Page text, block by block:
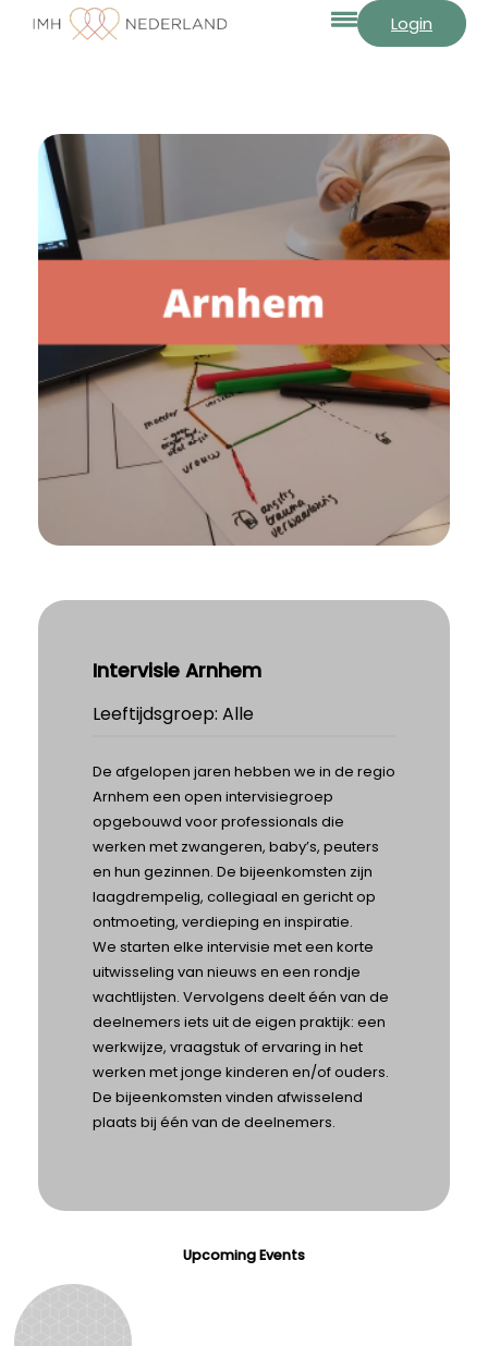
Login
Intervisie Arnhem
Leeftijdsgroep: Alle
De afgelopen jaren hebben we in de regio
Arnhem een open intervisiegroep
opgebouwd voor professionals die
werken met zwangeren, baby’s, peuters
en hun gezinnen. De bijeenkomsten zijn
laagdrempelig, collegiaal en gericht op
ontmoeting, verdieping en inspiratie.
We starten elke intervisie met een korte
uitwisseling van nieuws en een rondje
wachtlijsten. Vervolgens deelt één van de
deelnemers iets uit de eigen praktijk: een
werkwijze, vraagstuk of ervaring in het
werken met jonge kinderen en/of ouders.
De bijeenkomsten vinden afwisselend
plaats bij één van de deelnemers.
Upcoming Events